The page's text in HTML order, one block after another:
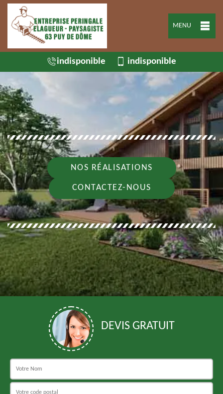
MENU
indisponible indisponible
NOS RÉALISATIONS
CONTACTEZ-NOUS
DEVIS GRATUIT